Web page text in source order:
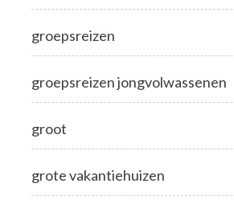
groepsreizen
groepsreizen jongvolwassenen
groot
grote vakantiehuizen